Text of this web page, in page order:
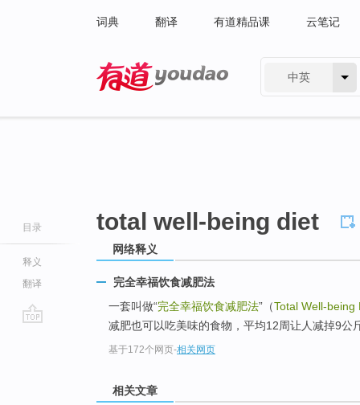
词典 翻译 有道精品课 云笔记
中英
目录
释义
翻译
total well-being diet
网络释义
完全幸福饮食减肥法
一套叫做“完全幸福饮食减肥法”（Total Well-being
减肥也可以吃美味的食物，平均12周让人减掉9公
基于172个网页-相关网页
相关文章